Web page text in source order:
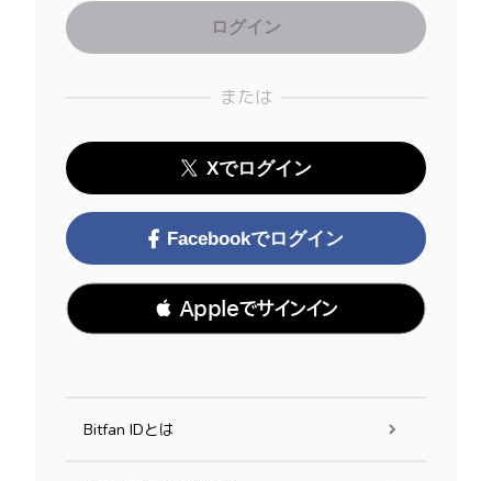
または
Xでログイン
Facebookでログイン
 Appleでサインイン
Bitfan IDとは